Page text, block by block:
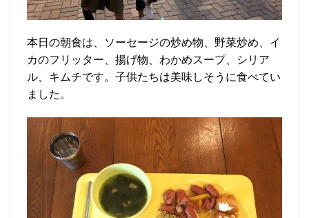
本日の朝食は、ソーセージの炒め物、野菜炒め、イ
カのフリッター、揚げ物、わかめスープ、シリア
ル、キムチです。子供たちは美味しそうに食べてい
ました。